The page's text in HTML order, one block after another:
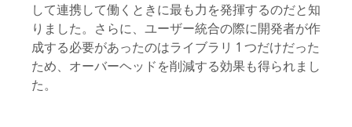
して連携して働くときに最も力を発揮するのだと知
りました。さらに、ユーザー統合の際に開発者が作
成する必要があったのはライブラリ 1 つだけだった
ため、オーバーヘッドを削減する効果も得られまし
た。